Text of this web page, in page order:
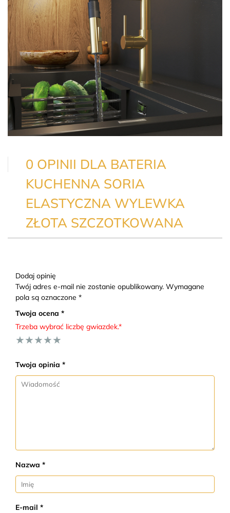
0 OPINII DLA BATERIA
KUCHENNA SORIA
ELASTYCZNA WYLEWKA
ZŁOTA SZCZOTKOWANA
Dodaj opinię
Twój adres e-mail nie zostanie opublikowany. Wymagane
pola są oznaczone *
Twoja ocena *
Trzeba wybrać liczbę gwiazdek.*
★
★
★
★
★
Twoja opinia *
Nazwa *
E-mail *